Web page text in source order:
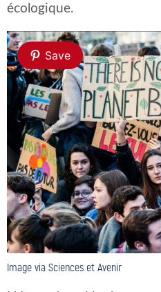
écologique.
Save
Image via Sciences et Avenir